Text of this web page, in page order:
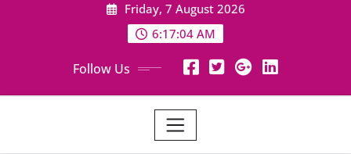
Friday, 7 August 2026
6:17:05 AM
Follow Us